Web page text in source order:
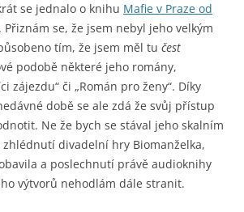
se jednalo o knihu Mafie v Praze od
. Přiznám se, že jsem nebyl jeho velkým
tím, že jsem měl tu čest
podobě některé jeho romány,
zájezdu“ či „Román pro ženy“. Díky
době se ale zdá že svůj přístup
Ne že bych se stával jeho skalním
divadelní hry Biomanželka,
a poslechnutí právě audioknihy
výtvorů nehodlám dále stranit.